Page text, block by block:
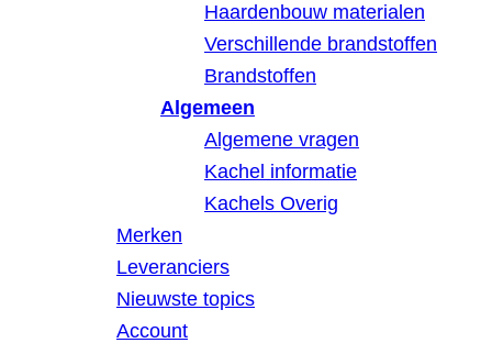
Haardenbouw materialen
Verschillende brandstoffen
Brandstoffen
Algemeen
Algemene vragen
Kachel informatie
Kachels Overig
Merken
Leveranciers
Nieuwste topics
Account